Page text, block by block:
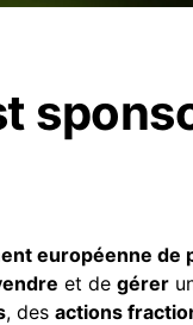
européenne de
et de gérer
, des actions